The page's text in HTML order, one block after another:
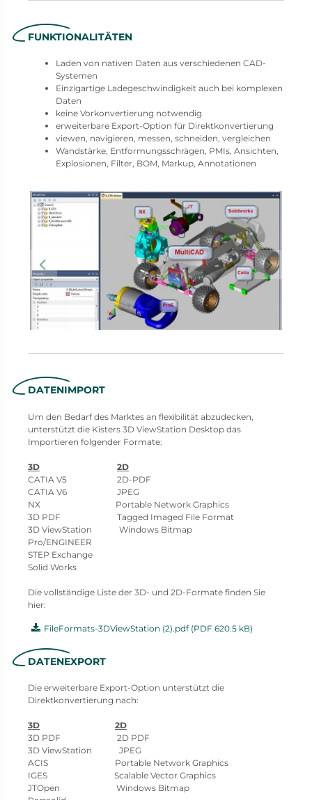
FUNKTIONALITÄTEN
Laden von nativen Daten aus verschiedenen CAD-
Systemen
Einzigartige Ladegeschwindigkeit auch bei komplexen
Daten
keine Vorkonvertierung notwendig
erweiterbare Export-Option für Direktkonvertierung
viewen, navigieren, messen, schneiden, vergleichen
Wandstärke, Entformungsschrägen, PMIs, Ansichten,
Explosionen, Filter, BOM, Markup, Annotationen
DATENIMPORT
Um den Bedarf des Marktes an flexibilität abzudecken,
unterstützt die Kisters 3D ViewStation Desktop das
Importieren folgender Formate:
3D
2D
CATIA V5 2D-PDF
CATIA V6 JPEG
NX Portable Network Graphics
3D PDF Tagged Imaged File Format
3D ViewStation Windows Bitmap
Pro/ENGINEER
STEP Exchange
Solid Works
Die vollständige Liste der 3D- und 2D-Formate finden Sie
hier:
FileFormats-3DViewStation (2).pdf (PDF 620.5 kB)
DATENEXPORT
Die erweiterbare Export-Option unterstützt die
Direktkonvertierung nach:
3D
2D
3D PDF 2D PDF
3D ViewStation JPEG
ACIS Portable Network Graphics
IGES Scalable Vector Graphics
JTOpen Windows Bitmap